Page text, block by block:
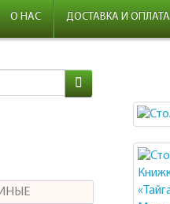
О НАС ДОСТАВКА И ОПЛАТА